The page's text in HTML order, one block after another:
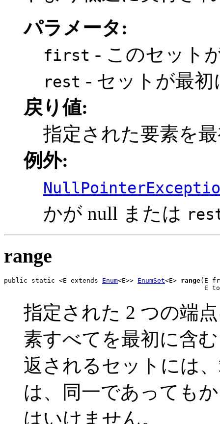
パラメータ:
first - このセット
rest - セットが最
戻り値:
指定された要素を
例外:
かが null または
range
public static <E extends Enum<E>> EnumSet<E> range(E
E
指定された 2 つの端
素すべてを最初に含
返されるセットには
は、同一であっても
はいけません。